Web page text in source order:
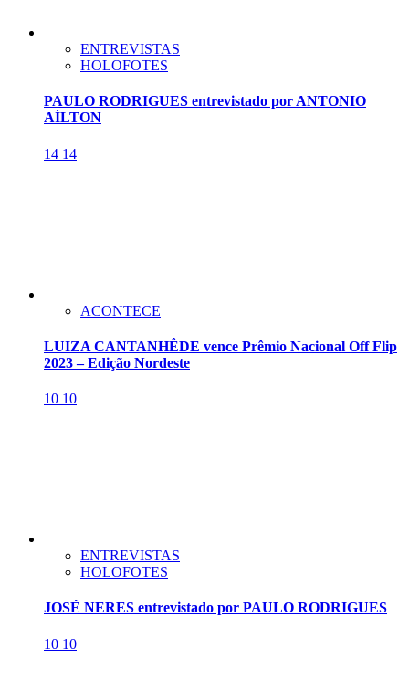
ENTREVISTAS
HOLOFOTES
PAULO RODRIGUES entrevistado por ANTONIO
AÍLTON
14 14
ACONTECE
LUIZA CANTANHÊDE vence Prêmio Nacional Off Flip
2023 – Edição Nordeste
10 10
ENTREVISTAS
HOLOFOTES
JOSÉ NERES entrevistado por PAULO RODRIGUES
10 10